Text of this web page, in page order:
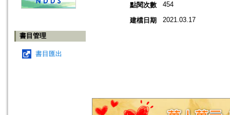
書目管理
書目匯出
點閱次數
454
建檔日期 2021.03.17